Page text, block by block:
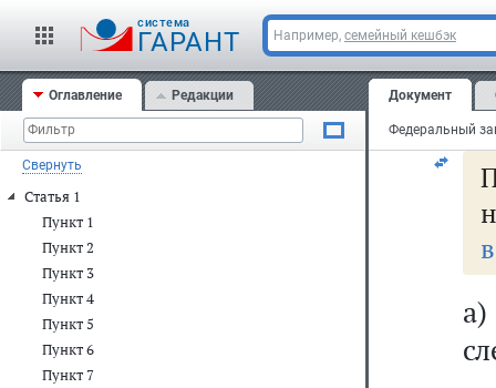
cистема
ГАРАНТ Например, семейный кешбэк
Оглавление Редакции
Свернуть
Статья 1
Пункт 1
Пункт 2
Пункт 3
Пункт 4
Пункт 5
Пункт 6
Пункт 7
Документ